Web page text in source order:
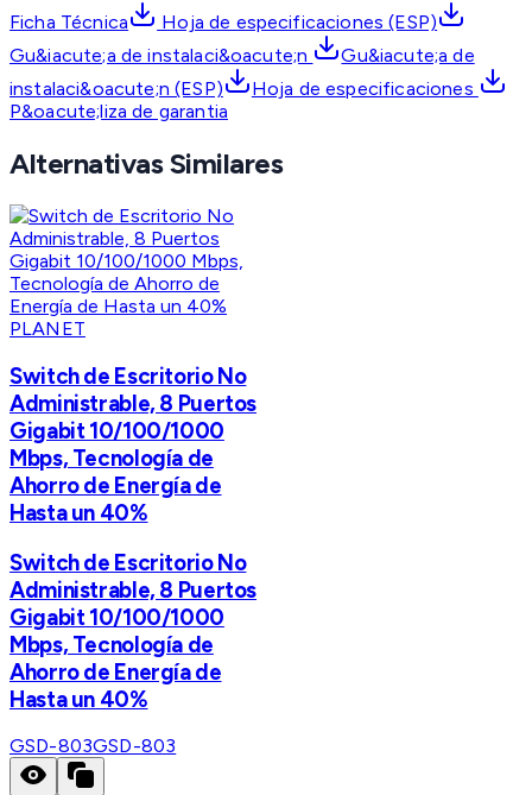
Ficha Técnica
Hoja de especificaciones (ESP)
Gu&iacute;a de instalaci&oacute;n
Gu&iacute;a de
instalaci&oacute;n (ESP)
Hoja de especificaciones
P&oacute;liza de garantia
Alternativas Similares
PLANET
Switch de Escritorio No
Administrable, 8 Puertos
Gigabit 10/100/1000
Mbps, Tecnología de
Ahorro de Energía de
Hasta un 40%
Switch de Escritorio No
Administrable, 8 Puertos
Gigabit 10/100/1000
Mbps, Tecnología de
Ahorro de Energía de
Hasta un 40%
GSD-803GSD-803